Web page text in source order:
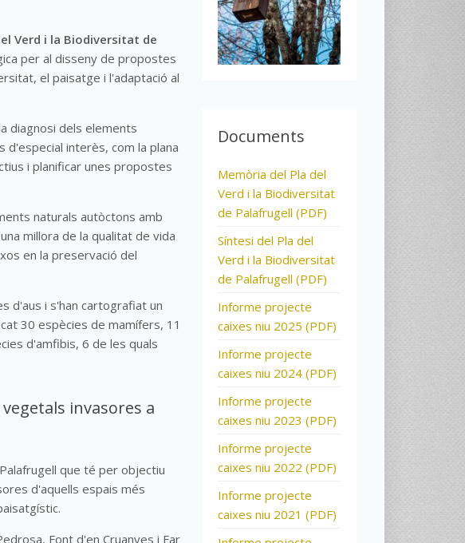
Verd i la Biodiversitat de
per al disseny de propostes
el paisatge i l'adaptació al
diagnosi dels elements
d'especial interès, com la plana
i planificar unes propostes
naturals autòctons amb
millora de la qualitat de vida
en la preservació del
d'aus i s'han cartografiat un
30 espècies de mamífers, 11
d'amfibis, 6 de les quals
invasores a
que té per objectiu
d'aquells espais més
Font d'en Cruanyes i Far
Documents
Memòria del Pla del
Verd i la Biodiversitat
de Palafrugell (PDF)
Síntesi del Pla del
Verd i la Biodiversitat
de Palafrugell (PDF)
Informe projecte
caixes niu 2025 (PDF)
Informe projecte
caixes niu 2024 (PDF)
Informe projecte
caixes niu 2023 (PDF)
Informe projecte
caixes niu 2022 (PDF)
Informe projecte
caixes niu 2021 (PDF)